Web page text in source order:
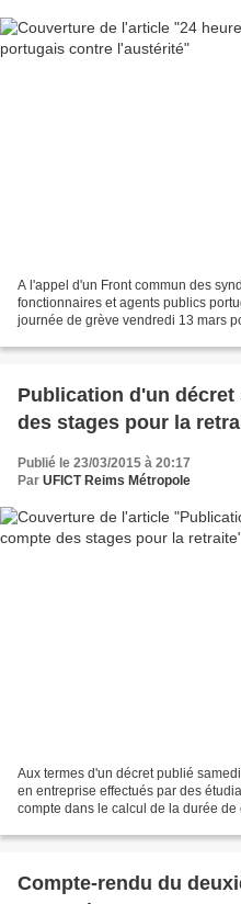
A l'appel d'un Front commun des
fonctionnaires et agents publics
journée de grève vendredi 13 mars
Publication d'un
des stages pour la
Publié le 23/03/2015 à 20:17
Par UFICT Reims Métropole
Aux termes d'un décret publié
en entreprise effectués par des
compte dans le calcul de la durée
Compte-rendu du